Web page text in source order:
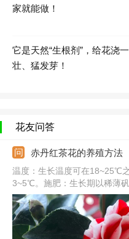
家就能做！
它是天然“生根剂”，给花浇
壮、猛发芽！
花友问答
赤丹红茶花的养殖方法
温度：生长温度可在18~25℃
3~5℃。施肥：生长期以稀薄
磷钾肥。浇水：要浇透水，土
给植株喷水。修剪：剪掉病弱
更换一次盆土。